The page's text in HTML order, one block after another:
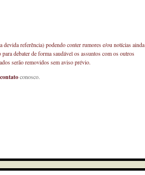
referência) podendo conter rumores e/ou notícias ainda
debater de forma saudável os assuntos com os outros
serão removidos sem aviso prévio.
contatoconosco.